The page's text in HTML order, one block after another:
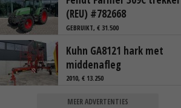
(REU) #782668
GEBRUIKT, € 31.500
Kuhn GA8121 hark met
middenafleg
2010, € 13.250
MEER ADVERTENTIES